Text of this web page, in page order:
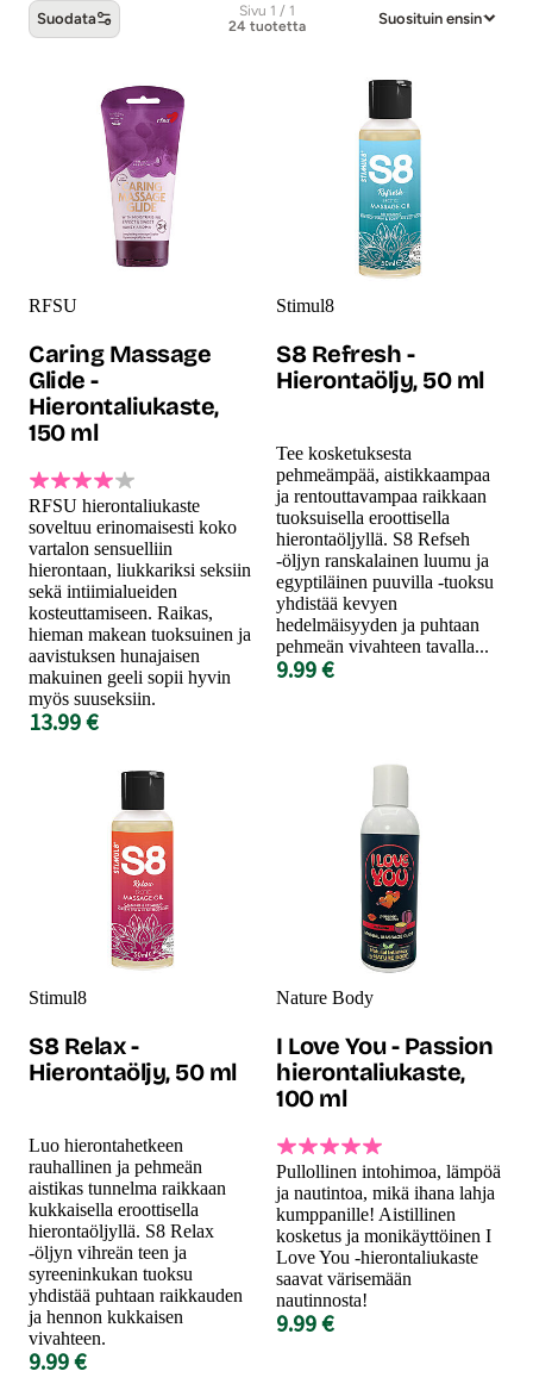
Suodata
Sivu 1 / 1
24 tuotetta
Suosituin ensin
RFSU
Caring Massage
Glide -
Hierontaliukaste,
150 ml
RFSU hierontaliukaste
soveltuu erinomaisesti koko
vartalon sensuelliin
hierontaan, liukkariksi seksiin
sekä intiimialueiden
kosteuttamiseen. Raikas,
hieman makean tuoksuinen ja
aavistuksen hunajaisen
makuinen geeli sopii hyvin
myös suuseksiin.
13.99 €
Stimul8
S8 Refresh -
Hierontaöljy, 50 ml
Tee kosketuksesta
pehmeämpää, aistikkaampaa
ja rentouttavampaa raikkaan
tuoksuisella eroottisella
hierontaöljyllä. S8 Refseh
-öljyn ranskalainen luumu ja
egyptiläinen puuvilla -tuoksu
yhdistää kevyen
hedelmäisyyden ja puhtaan
pehmeän vivahteen tavalla...
9.99 €
Stimul8
S8 Relax -
Hierontaöljy, 50 ml
Luo hierontahetkeen
rauhallinen ja pehmeän
aistikas tunnelma raikkaan
kukkaisella eroottisella
hierontaöljyllä. S8 Relax
-öljyn vihreän teen ja
syreeninkukan tuoksu
yhdistää puhtaan raikkauden
ja hennon kukkaisen
vivahteen.
9.99 €
Nature Body
I Love You - Passion
hierontaliukaste,
100 ml
Pullollinen intohimoa, lämpöä
ja nautintoa, mikä ihana lahja
kumppanille! Aistillinen
kosketus ja monikäyttöinen I
Love You -hierontaliukaste
saavat värisemään
nautinnosta!
9.99 €